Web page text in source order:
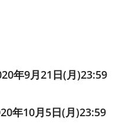
年9月21日(月)23:59
年10月5日(月)23:59